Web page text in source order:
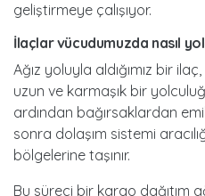
geliştirmeye çalışıyor.
i̇laçlar vücudumuzda nasıl
Ağız yoluyla aldığımız bir
uzun ve karmaşık bir
ardından bağırsaklardan
sonra dolaşım sistemi
bölgelerine taşınır.
Bu süreci bir kargo dağıtım